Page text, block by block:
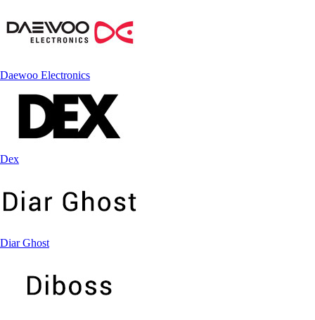
Daewoo Electronics
Dex
Diar Ghost